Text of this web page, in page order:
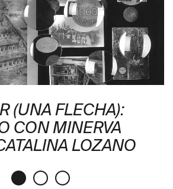
(UNA FLECHA):
CON MINERVA
LOZANO